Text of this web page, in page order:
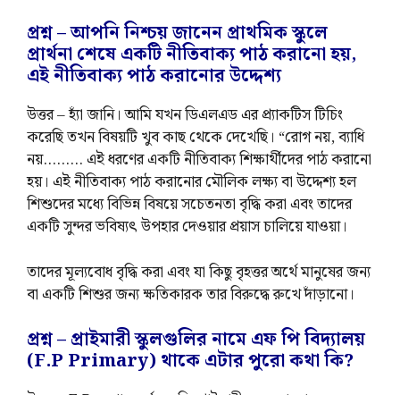
প্রশ্ন – আপনি নিশ্চয় জানেন প্রাথমিক স্কুলে
প্রার্থনা শেষে একটি নীতিবাক্য পাঠ করানো হয়,
এই নীতিবাক্য পাঠ করানোর উদ্দেশ্য
উত্তর – হ্যাঁ জানি। আমি যখন ডিএলএড এর প্র্যাকটিস টিচিং
করেছি তখন বিষয়টি খুব কাছ থেকে দেখেছি। “রোগ নয়, ব্যাধি
নয়……… এই ধরণের একটি নীতিবাক্য শিক্ষার্থীদের পাঠ করানো
হয়। এই নীতিবাক্য পাঠ করানোর মৌলিক লক্ষ্য বা উদ্দেশ্য হল
শিশুদের মধ্যে বিভিন্ন বিষয়ে সচেতনতা বৃদ্ধি করা এবং তাদের
একটি সুন্দর ভবিষ্যৎ উপহার দেওয়ার প্রয়াস চালিয়ে যাওয়া।
তাদের মূল্যবোধ বৃদ্ধি করা এবং যা কিছু বৃহত্তর অর্থে মানুষের জন্য
বা একটি শিশুর জন্য ক্ষতিকারক তার বিরুদ্ধে রুখে দাঁড়ানো।
প্রশ্ন – প্রাইমারী স্কুলগুলির নামে এফ পি বিদ্যালয়
(F.P Primary) থাকে এটার পুরো কথা কি?